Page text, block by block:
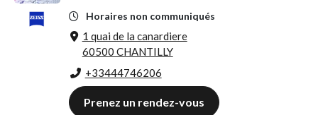
Horaires non communiqués
1 quai de la canardiere
60500 CHANTILLY
+33444746206
Prenez un rendez-vous